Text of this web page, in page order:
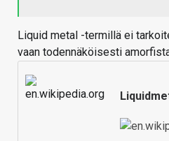
Liquid metal -termillä ei
vaan todennäköisesti